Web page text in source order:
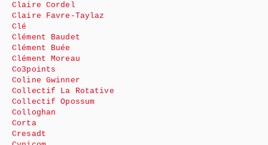
Claire Cordel
Claire Favre-Taylaz
Clé
Clément Baudet
Clément Buée
Clément Moreau
Co3points
Coline Gwinner
Collectif La Rotative
Collectif Opossum
Colloghan
Corta
Cresadt